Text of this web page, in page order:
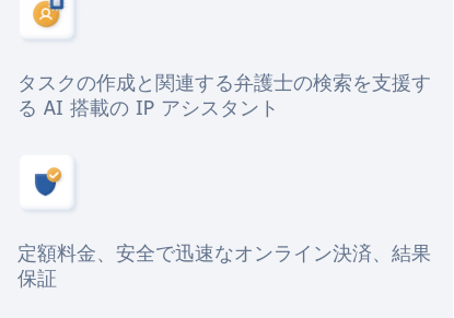
タスクの作成と関連する弁護士の検索を支援す
る AI 搭載の IP アシスタント
定額料金、安全で迅速なオンライン決済、結果
保証